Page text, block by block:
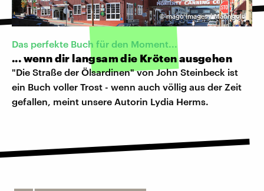
©mago images / Manngold
Das perfekte Buch für den Moment...
... wenn dir langsam die Kröten ausgehen
"Die Straße der Ölsardinen" von John Steinbeck ist
ein Buch voller Trost - wenn auch völlig aus der Zeit
gefallen, meint unsere Autorin Lydia Herms.